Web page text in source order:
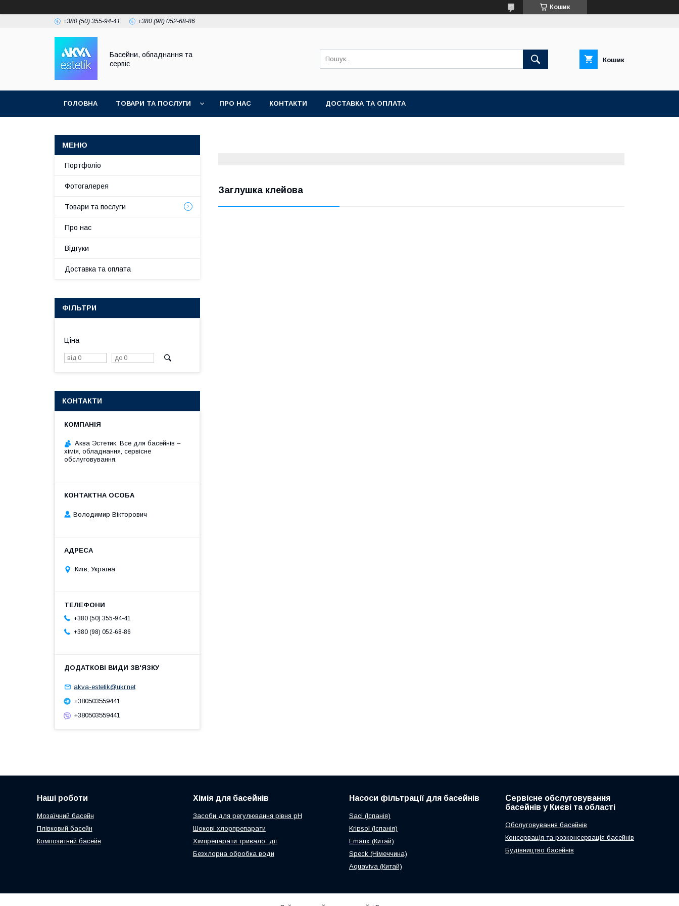
Кошик
+380 (50) 355-94-41 +380 (98) 052-68-86
Басейни, обладнання та
сервіс
Кошик
ГОЛОВНА ТОВАРИ ТА ПОСЛУГИ ПРО НАС КОНТАКТИ ДОСТАВКА ТА ОПЛАТА
Заглушка клейова
Портфоліо
Фотогалерея
Товари та послуги
Про нас
Відгуки
Доставка та оплата
ФІЛЬТРИ
Ціна
КОНТАКТИ
Аква Эстетик. Все для басейнів –
хімія, обладнання, сервісне
обслуговування.
Володимир Вікторович
Київ, Україна
+380 (50) 355-94-41
+380 (98) 052-68-86
akva-estetik@ukr.net
+380503559441
+380503559441
Наші роботи
Мозаїчний басейн
Плівковий басейн
Композитний басейн
Хімія для басейнів
Засоби для регулювання рівня рН
Шокові хлорпрепарати
Хімпрепарати тривалої дії
Безхлорна обробка води
Насоси фільтрації для басейнів
Saci (Іспанія)
Kripsol (Іспанія)
Emaux (Китай)
Speck (Німеччина)
Aquaviva (Китай)
Сервісне обслуговування
басейнів у Києві та області
Обслуговування басейнів
Консервація та розконсервація басейнів
Будівництво басейнів